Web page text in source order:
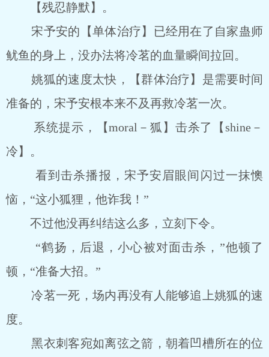
【残忍静默】。
宋予安的【单体治疗】已经用在了自家蛊师
鱿鱼的身上，没办法将冷茗的血量瞬间拉回。
姚狐的速度太快，【群体治疗】是需要时间
准备的，宋予安根本来不及再救冷茗一次。
系统提示，【moral－狐】击杀了【shine－
冷】。
看到击杀播报，宋予安眉眼间闪过一抹懊
恼，“这小狐狸，他诈我！”
不过他没再纠结这么多，立刻下令。
“鹤扬，后退，小心被对面击杀，”他顿了
顿，“准备大招。”
冷茗一死，场内再没有人能够追上姚狐的速
度。
黑衣刺客宛如离弦之箭，朝着凹槽所在的位